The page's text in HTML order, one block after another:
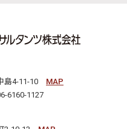
島4-11-10 MAP
6160-1127